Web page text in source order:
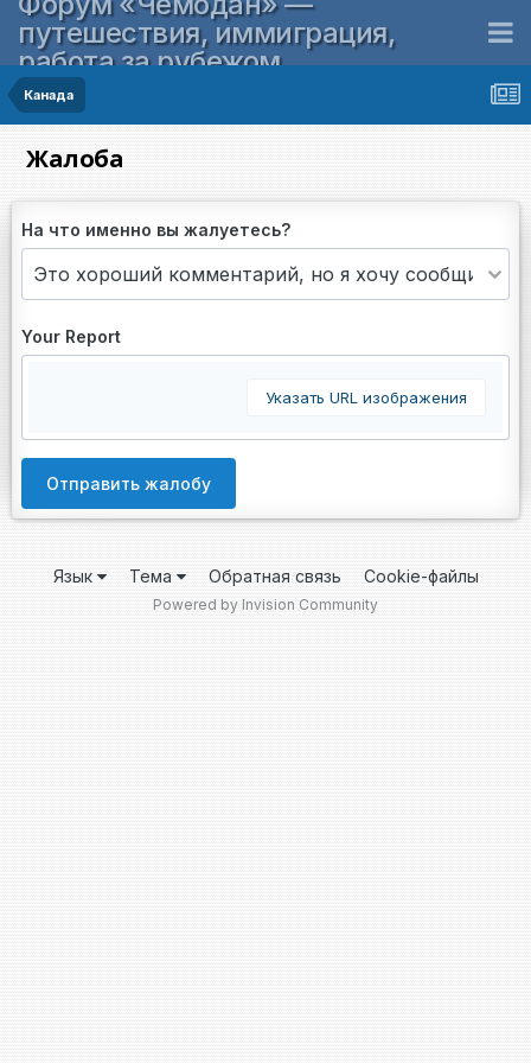
путешествия, иммиграция,
работа за рубежом
Канада
Жалоба
На что именно вы жалуетесь?
Your Report
Указать URL изображения
Отправить жалобу
Язык Тема Обратная связь Cookie-файлы
Powered by Invision Community